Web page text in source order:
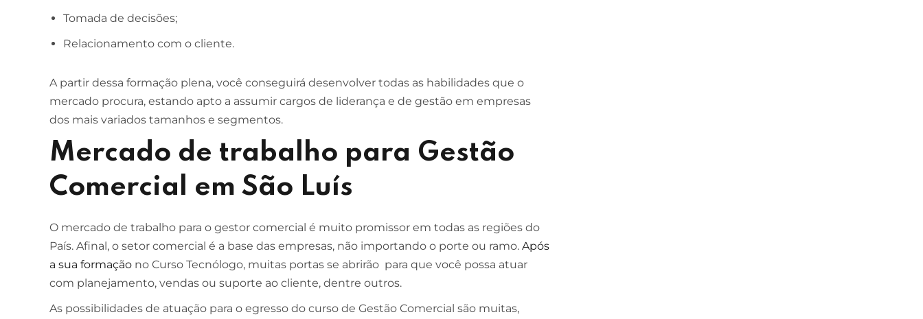
Tomada de decisões;
Relacionamento com o cliente.
A partir dessa formação plena, você conseguirá desenvolver todas as habilidades que o
mercado procura, estando apto a assumir cargos de liderança e de gestão em empresas
dos mais variados tamanhos e segmentos.
Mercado de trabalho para Gestão
Comercial em São Luís
O mercado de trabalho para o gestor comercial é muito promissor em todas as regiões do
País. Afinal, o setor comercial é a base das empresas, não importando o porte ou ramo. Após
a sua formação no Curso Tecnólogo, muitas portas se abrirão para que você possa atuar
com planejamento, vendas ou suporte ao cliente, dentre outros.
As possibilidades de atuação para o egresso do curso de Gestão Comercial são muitas,